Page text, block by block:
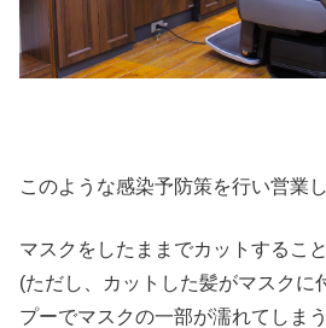
このような感染予防策を行い営業
マスクをしたままでカットするこ
(ただし、カットした髪がマスクに
プーでマスクの一部が濡れてしま